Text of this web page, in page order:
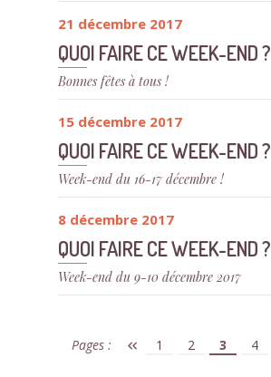
21 décembre 2017
QUOI FAIRE CE WEEK-END ?
Bonnes fêtes à tous !
15 décembre 2017
QUOI FAIRE CE WEEK-END ?
Week-end du 16-17 décembre !
8 décembre 2017
QUOI FAIRE CE WEEK-END ?
Week-end du 9-10 décembre 2017
Pages : 1 2 3 4